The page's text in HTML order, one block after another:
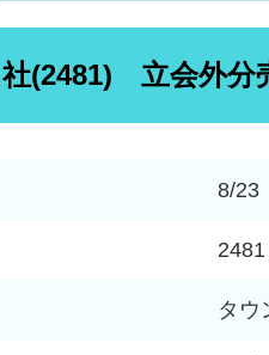
社(2481) 立会外
8/23
2481
タウ